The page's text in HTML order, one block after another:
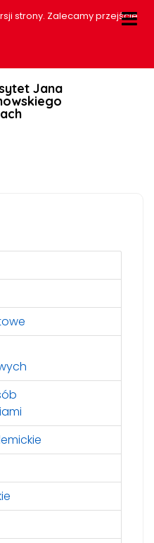
strony. Zalecamy przejście
Jana